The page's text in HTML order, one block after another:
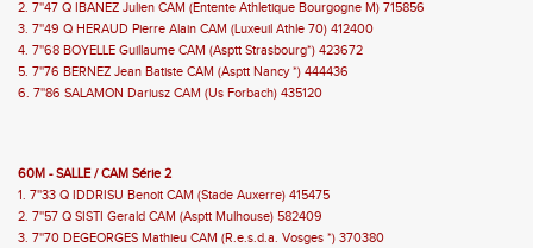
2. 7''47 Q IBANEZ Julien CAM (Entente Athletique Bourgogne M) 715856
3. 7''49 Q HERAUD Pierre Alain CAM (Luxeuil Athle 70) 412400
4. 7''68 BOYELLE Guillaume CAM (Asptt Strasbourg*) 423672
5. 7''76 BERNEZ Jean Batiste CAM (Asptt Nancy *) 444436
6. 7''86 SALAMON Dariusz CAM (Us Forbach) 435120
60M - SALLE / CAM Série 2
1. 7''33 Q IDDRISU Benoit CAM (Stade Auxerre) 415475
2. 7''57 Q SISTI Gerald CAM (Asptt Mulhouse) 582409
3. 7''70 DEGEORGES Mathieu CAM (R.e.s.d.a. Vosges *) 370380